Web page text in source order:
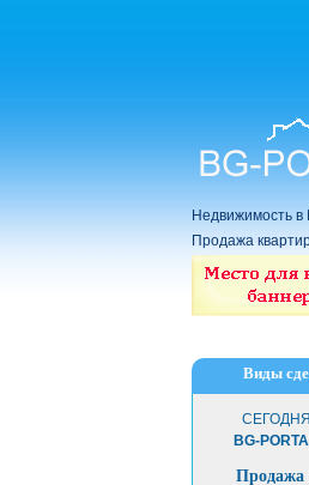
Недвижимость в
Продажа
Виды
BG-
Продажа